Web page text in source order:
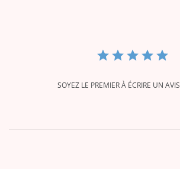
SOYEZ LE PREMIER À ÉCRIRE UN AVIS